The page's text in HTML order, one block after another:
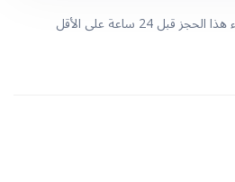
لست متأكدًا؟ يمكنك إلغاء هذا الحجز قبل 24 ساعة على الأقل